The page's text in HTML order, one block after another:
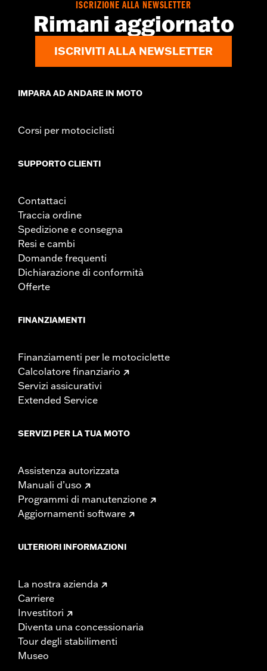
ISCRIZIONE ALLA NEWSLETTER
Rimani aggiornato
ISCRIVITI ALLA NEWSLETTER
IMPARA AD ANDARE IN MOTO
Corsi per motociclisti
SUPPORTO CLIENTI
Contattaci
Traccia ordine
Spedizione e consegna
Resi e cambi
Domande frequenti
Dichiarazione di conformità
Offerte
FINANZIAMENTI
Finanziamenti per le motociclette
Calcolatore finanziario
Servizi assicurativi
Extended Service
SERVIZI PER LA TUA MOTO
Assistenza autorizzata
Manuali d’uso
Programmi di manutenzione
Aggiornamenti software
ULTERIORI INFORMAZIONI
La nostra azienda
Carriere
Investitori
Diventa una concessionaria
Tour degli stabilimenti
Museo